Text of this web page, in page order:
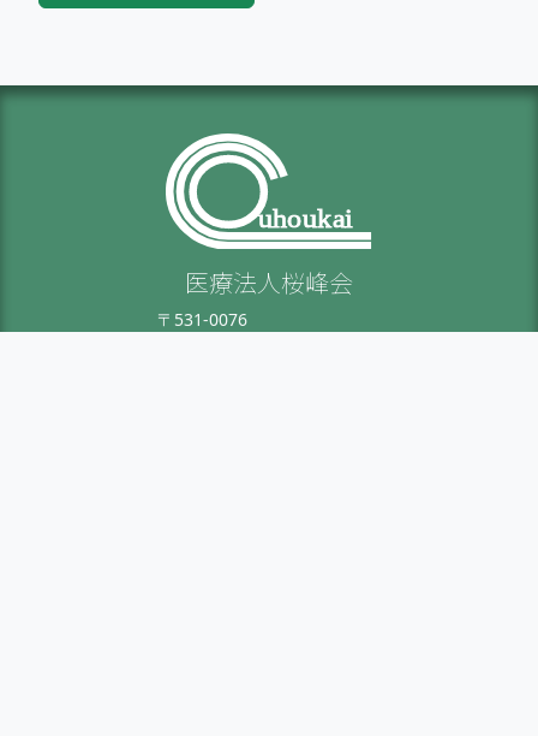
uhoukai
医療法人桜峰会
〒531-0076